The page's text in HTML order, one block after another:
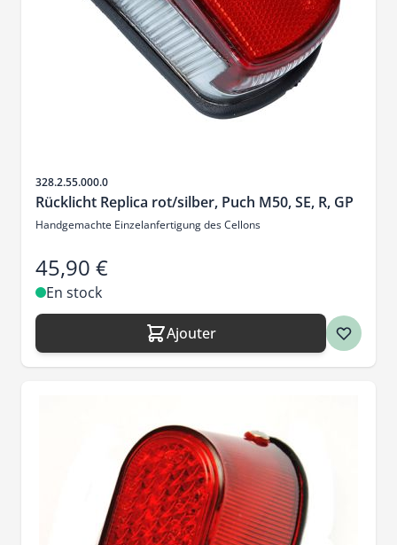
SKU
328.2.55.000.0
Rücklicht Replica rot/silber, Puch M50, SE, R, GP
Handgemachte Einzelanfertigung des Cellons
45,90 €
En stock
Ajouter